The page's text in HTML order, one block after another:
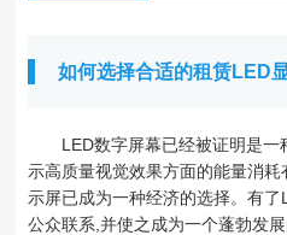
如何选择合适的租赁LED
LED数字屏幕已经被证明是
示高质量视觉效果方面的能量消
示屏已成为一种经济的选择。有
公众联系,并使之成为一个蓬勃发